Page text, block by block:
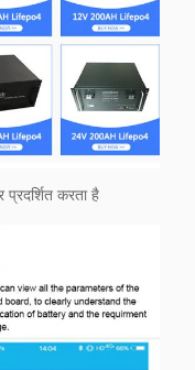
करता है